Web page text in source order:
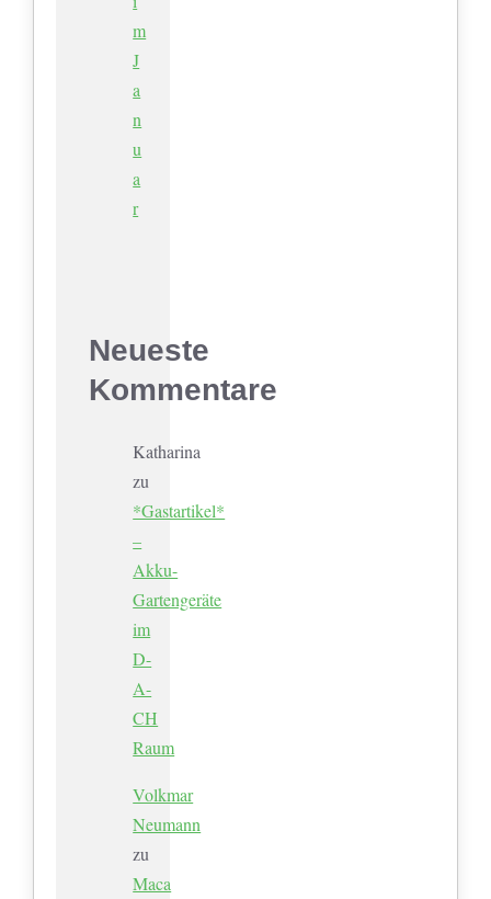
m
J
a
n
u
a
r
Neueste
Kommentare
Katharina
zu
*Gastartikel*
–
Akku-
Gartengeräte
im
D-
A-
CH
Raum
Volkmar
Neumann
zu
Maca